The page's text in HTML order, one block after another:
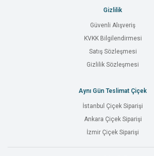
Gizlilik
Güvenli Alışveriş
KVKK Bilgilendirmesi
Satış Sözleşmesi
Gizlilik Sözleşmesi
Aynı Gün Teslimat Çiçek
İstanbul Çiçek Siparişi
Ankara Çiçek Siparişi
İzmir Çiçek Siparişi